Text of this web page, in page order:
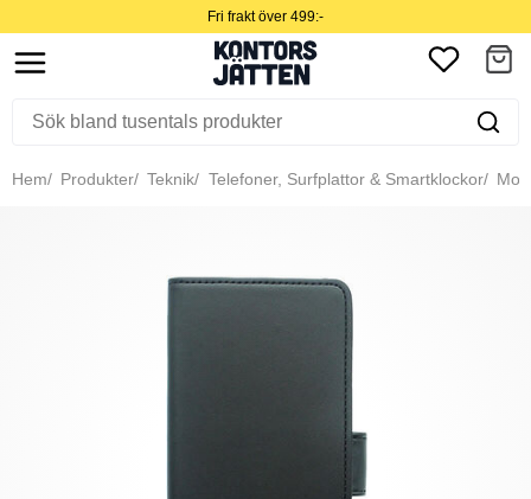
Fri frakt över 499:-
Hem Produkter Teknik Telefoner, Surfplattor & Smartklockor